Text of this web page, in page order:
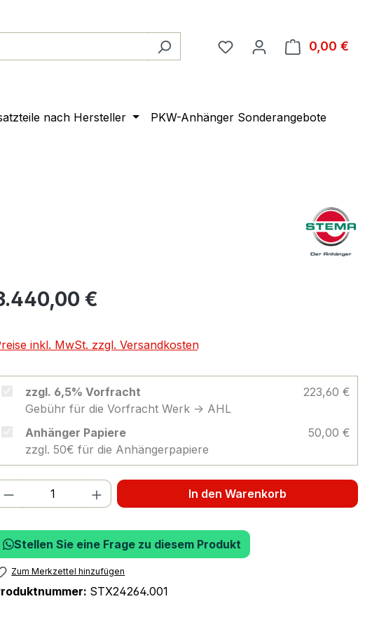
0,00 €
nach Hersteller
PKW-Anhänger Sonderangebote
€
inkl. MwSt. zzgl. Versandkosten
zzgl. 6,5% Vorfracht
Gebühr für die Vorfracht Werk -> AHL
223,60 €
Anhänger Papiere
zzgl. 50€ für die Anhängerpapiere
50,00 €
Anzahl: Gib den gewünschten Wert
In den Warenkorb
Stellen Sie eine Frage zu diesem Produkt
Zum Merkzettel hinzufügen
STX24264.001